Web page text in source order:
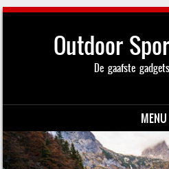
Outdoor
De gaafste
MENU
Skip to content